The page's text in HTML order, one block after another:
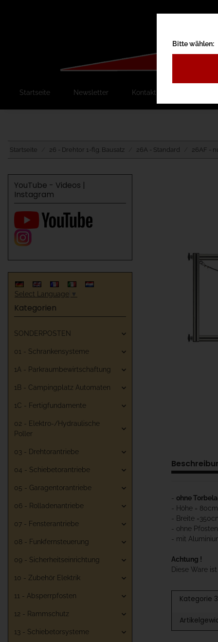
Startseite Newsletter Kontakt
Startseite 26 - Drehtor 1-flg. Bausatz 26A - Standard 26AF -
- ohne
- Höhe = 80cm
- Breite
- ohne Pfosten
- mit
Achtung !
Diese Ware
Kategorie
YouTube - Videos |
Instagram
Select Language ▼
Kategorien
SONDERPOSTEN
01 - Schrankensysteme
1A - Parkraumbewirtschaftung
1B - Campingplatz Automaten
1C - Fertigfundamente
02 - Elektro-/Hydraulische
Poller
03 - Drehtorantriebe
04 - Schiebetorantriebe
05 - Garagentorantriebe
06 - Rolladenantriebe
07 - Fensterantriebe
08 - Funkfernsteuerung
09 - Sicherheitseinrichtung
10 - Zubehör Elektrik
11 - Absperrpfosten
12 - Rammschutz
13 - Schiebetorsysteme
Bitte wählen: